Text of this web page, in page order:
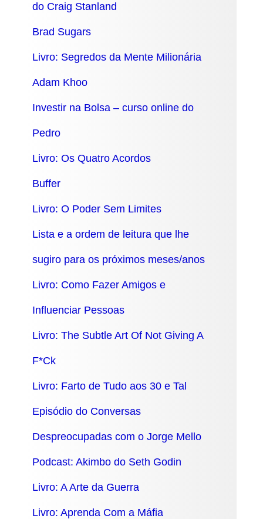
do Craig Stanland
Brad Sugars
Livro: Segredos da Mente Milionária
Adam Khoo
Investir na Bolsa – curso online do
Pedro
Livro: Os Quatro Acordos
Buffer
Livro: O Poder Sem Limites
Lista e a ordem de leitura que lhe
sugiro para os próximos meses/anos
Livro: Como Fazer Amigos e
Influenciar Pessoas
Livro: The Subtle Art Of Not Giving A
F*Ck
Livro: Farto de Tudo aos 30 e Tal
Episódio do Conversas
Despreocupadas com o Jorge Mello
Podcast: Akimbo do Seth Godin
Livro: A Arte da Guerra
Livro: Aprenda Com a Máfia